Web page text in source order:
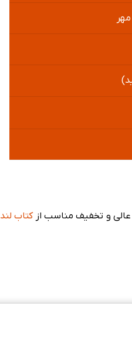
عالی و تخفیف مناسب ازکتاب لند